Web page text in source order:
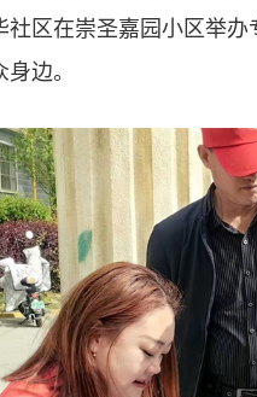
社区在崇圣嘉园小区举
边。